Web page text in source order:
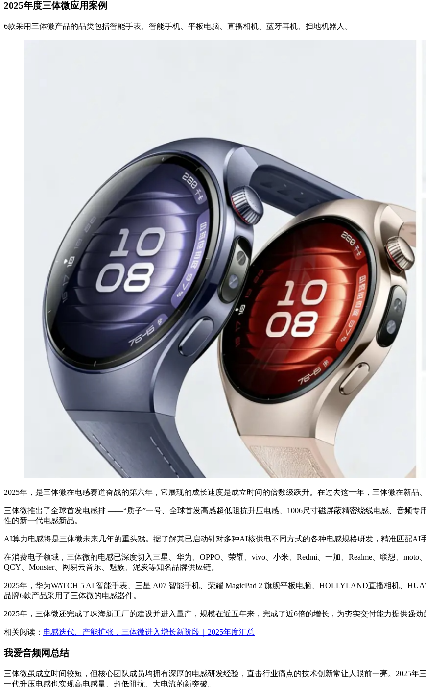
2025年度三体微应用案例
6款采用三体微产品的品类包括智能手表、智能手机、平板电脑、直播相机、蓝牙耳机、扫地机器人。
2025年，是三体微在电感赛道奋战的第六年，它展现的成长速度是成立时间的倍数级跃升。在过去这一年，三体微在新品
三体微推出了全球首发电感排 ——“质子”一号、全球首发高感超低阻抗升压电感、1006尺寸磁屏蔽精密绕线电感、音频
性的新一代电感新品。
AI算力电感将是三体微未来几年的重头戏。据了解其已启动针对多种AI核供电不同方式的各种电感规格研发，精准匹配
在消费电子领域，三体微的电感已深度切入三星、华为、OPPO、荣耀、vivo、小米、Redmi、一加、Realme、联想、moto
QCY、Monster、网易云音乐、魅族、泥炭等知名品牌供应链。
2025年，华为WATCH 5 AI 智能手表、三星 A07 智能手机、荣耀 MagicPad 2 旗舰平板电脑、HOLLYLAND直播相机、
品牌6款产品采用了三体微的电感器件。
2025年，三体微还完成了珠海新工厂的建设并进入量产，规模在近五年来，完成了近6倍的增长，为夯实交付能力提供强劲
相关阅读： 电感迭代、产能扩张，三体微进入增长新阶段｜2025年度汇总
我爱音频网总结
三体微虽成立时间较短，但核心团队成员均拥有深厚的电感研发经验，直击行业痛点的技术创新常让人眼前一亮。2025年
一代升压电感也实现高电感量、超低阻抗、大电流的新突破。